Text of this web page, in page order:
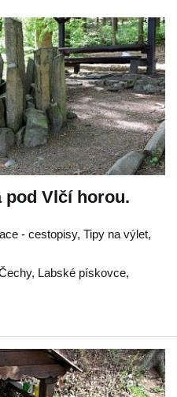
pod Vlčí horou.
- cestopisy, Tipy na výlet,
, Labské pískovce,